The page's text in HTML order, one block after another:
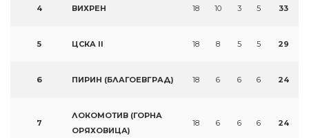
4 ВИХРЕН 18 10 3 5 33
5 ЦСКА II 18 8 5 5 29
6 ПИРИН (БЛАГОЕВГРАД) 18 6 6 6 24
7
ЛОКОМОТИВ (ГОРНА
ОРЯХОВИЦА)
18 6 6 6 24